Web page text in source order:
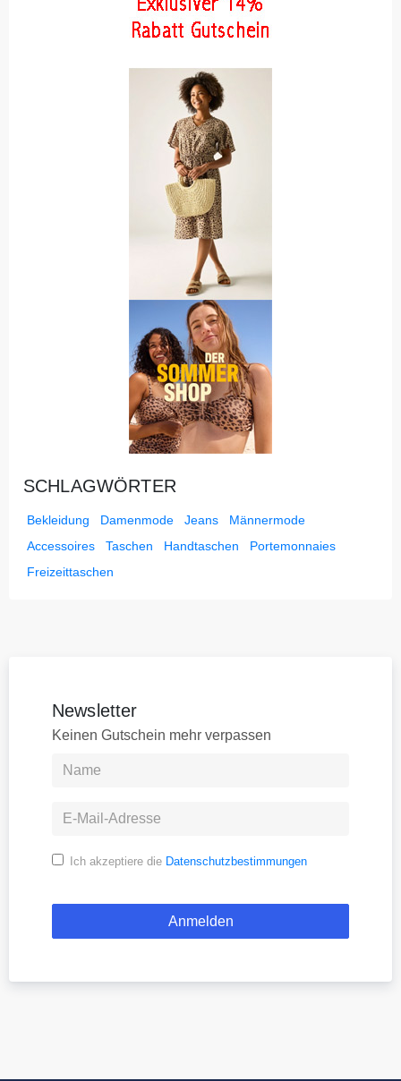
SCHLAGWÖRTER
Bekleidung Damenmode Jeans
Männermode
Accessoires
Taschen Handtaschen
Portemonnaies
Freizeittaschen
Newsletter
Keinen Gutschein mehr verpassen
Ich akzeptiere die Datenschutzbestimmungen